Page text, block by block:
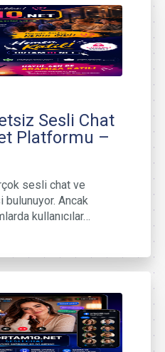
Sesli Chat
Platformu –
sesli chat ve
Ancak
kullanıcılar…